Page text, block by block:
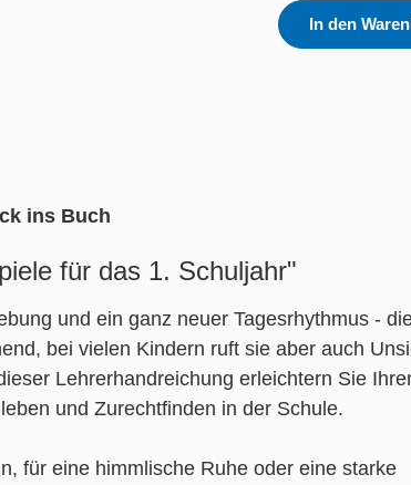
In den
ins Buch
für das 1. Schuljahr"
und ein ganz neuer Tagesrhythmus -
bei vielen Kindern ruft sie aber auch
Lehrerhandreichung erleichtern Sie
und Zurechtfinden in der Schule.
für eine himmlische Ruhe oder eine starke